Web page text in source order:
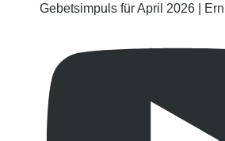
Gebetsimpuls für April 2026 |